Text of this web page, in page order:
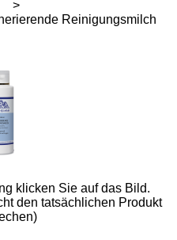
>
Reinigungsmilch
klicken Sie auf das Bild.
den tatsächlichen Produkt